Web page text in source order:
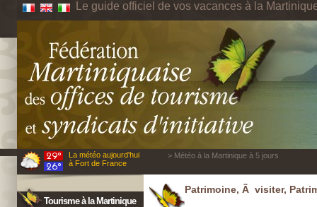
Le guide officiel de vos vacances à la
La météo aujourd'hui
à Fort de France
> Météo à la Martinique à 5 jours
Tourisme à la Martinique
Patrimoine, Ã visiter,